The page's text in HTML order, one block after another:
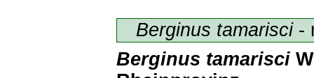
Berginus tamarisci-
Berginus tamarisci